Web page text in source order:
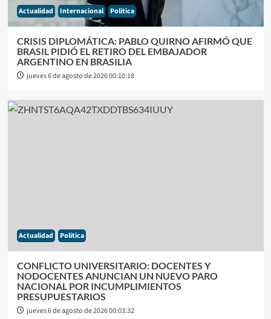
Actualidad Internacional Politica
CRISIS DIPLOMÁTICA: PABLO QUIRNO AFIRMÓ QUE
BRASIL PIDIÓ EL RETIRO DEL EMBAJADOR
ARGENTINO EN BRASILIA
jueves 6 de agosto de 2026 00:10:18
Actualidad Politica
CONFLICTO UNIVERSITARIO: DOCENTES Y
NODOCENTES ANUNCIAN UN NUEVO PARO
NACIONAL POR INCUMPLIMIENTOS
PRESUPUESTARIOS
jueves 6 de agosto de 2026 00:03:32